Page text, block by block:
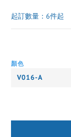
起訂數量：6件起
顏色